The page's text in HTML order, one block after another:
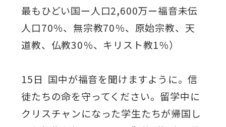
最もひどい国ー人口2,600万ー福音未伝
人口70％、無宗教70％、原始宗教、天
道教、仏教30％、キリスト教1％）
15日 国中が福音を聞けますように。信
徒たちの命を守ってください。留学中に
クリスチャンになった学生たちが帰国し